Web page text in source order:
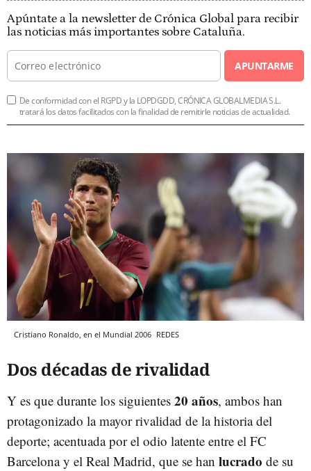
Apúntate a la newsletter de Crónica Global para recibir
las noticias más importantes sobre Cataluña.
APUNTARME
De conformidad con el RGPD y la LOPDGDD, CRÓNICA GLOBALMEDIA S.L.
tratará los datos facilitados con la finalidad de remitirle noticias de actualidad.
Cristiano Ronaldo, en el Mundial 2006 REDES
Dos décadas de rivalidad
Y es que durante los siguientes 20 años, ambos han
protagonizado la mayor rivalidad de la historia del
deporte; acentuada por el odio latente entre el FC
Barcelona y el Real Madrid, que se han lucrado de su